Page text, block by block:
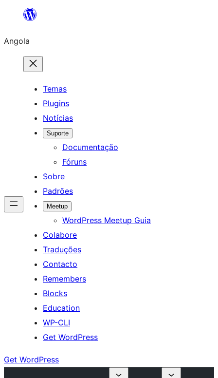
Saltar
o
conteúdo
Angola
Temas
Plugins
Notícias
Suporte
Documentação
Fóruns
Sobre
Padrões
Meetup
WordPress Meetup Guia
Colabore
Traduções
Contacto
Remembers
Blocks
Education
WP-CLI
Get WordPress
Get WordPress